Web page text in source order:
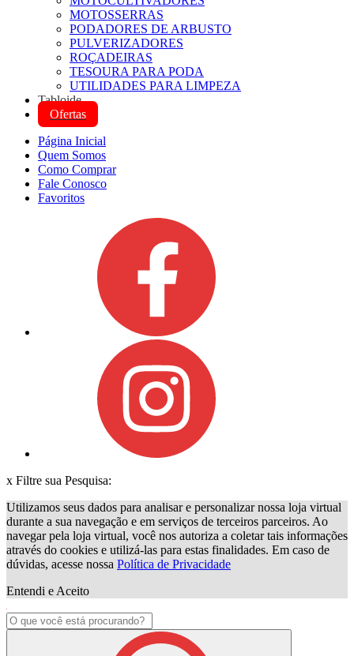
MOTOSSERRAS
PODADORES DE ARBUSTO
PULVERIZADORES
ROÇADEIRAS
TESOURA PARA PODA
UTILIDADES PARA LIMPEZA
Tabloide
Ofertas
Página Inicial
Quem Somos
Como Comprar
Fale Conosco
Favoritos
x Filtre sua Pesquisa:
Utilizamos seus dados para analisar e personalizar nossa loja virtual
durante a sua navegação e em serviços de terceiros parceiros. Ao
navegar pela loja virtual, você nos autoriza a coletar tais informações
através do cookies e utilizá-las para estas finalidades. Em caso de
dúvidas, acesse nossa Política de Privacidade
Entendi e Aceito